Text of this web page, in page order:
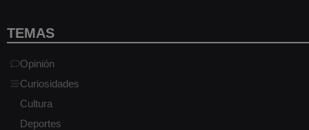
TEMAS
Opinión
Curiosidades
Cultura
Deportes